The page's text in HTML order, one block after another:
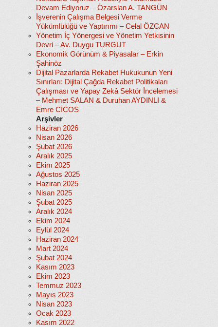
Devam Ediyoruz – Özarslan A. TANGÜN
İşverenin Çalışma Belgesi Verme
Yükümlülüğü ve Yaptırımı – Celal ÖZCAN
Yönetim İç Yönergesi ve Yönetim Yetkisinin
Devri – Av. Duygu TURGUT
Ekonomik Görünüm & Piyasalar – Erkin
Şahinöz
Dijital Pazarlarda Rekabet Hukukunun Yeni
Sınırları: Dijital Çağda Rekabet Politikaları
Çalışması ve Yapay Zekâ Sektör İncelemesi
– Mehmet SALAN & Duruhan AYDINLI &
Emre CİCOS
Arşivler
Haziran 2026
Nisan 2026
Şubat 2026
Aralık 2025
Ekim 2025
Ağustos 2025
Haziran 2025
Nisan 2025
Şubat 2025
Aralık 2024
Ekim 2024
Eylül 2024
Haziran 2024
Mart 2024
Şubat 2024
Kasım 2023
Ekim 2023
Temmuz 2023
Mayıs 2023
Nisan 2023
Ocak 2023
Kasım 2022